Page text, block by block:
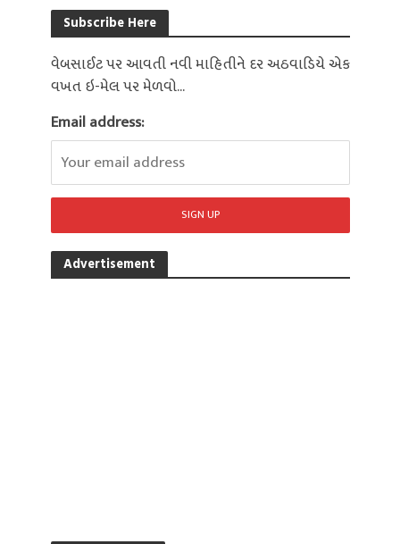
Subscribe Here
વેબસાઈટ પર આવતી નવી માહિતીને દર અઠવાડિયે એક
વખત ઇ-મેલ પર મેળવો...
Email address:
Advertisement